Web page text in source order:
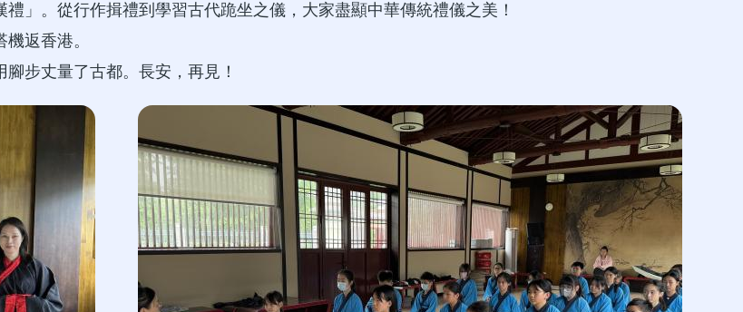
」。從行作揖禮到學習古代跪坐之儀，大家盡顯中華傳統禮儀之美！
返香港。
步丈量了古都。長安，再見！